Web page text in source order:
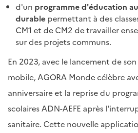
d'un programme d'éducation
durable permettant à des
CM1 et de CM2 de travailler
sur des projets communs.
En 2023, avec le lancement de
mobile, AGORA Monde célèbre
anniversaire et la reprise du
scolaires ADN-AEFE après
sanitaire. Cette nouvelle